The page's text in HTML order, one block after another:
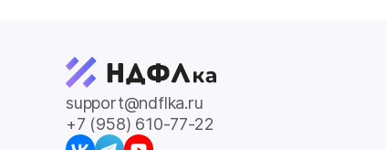
support@ndflka.ru
+7 (958) 610-77-22